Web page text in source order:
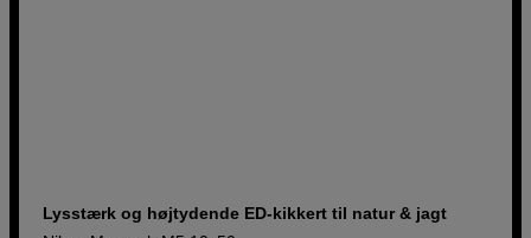
Lysstærk og højtydende ED-kikkert til natur & jagt